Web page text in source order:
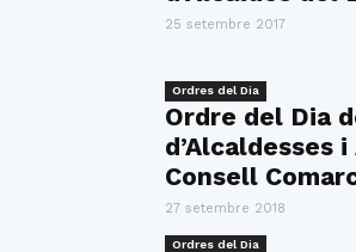
25 setembre 2017
Ordres del Dia
Ordre del Dia
d’Alcaldesses
Consell
27 setembre 2018
Ordres del Dia